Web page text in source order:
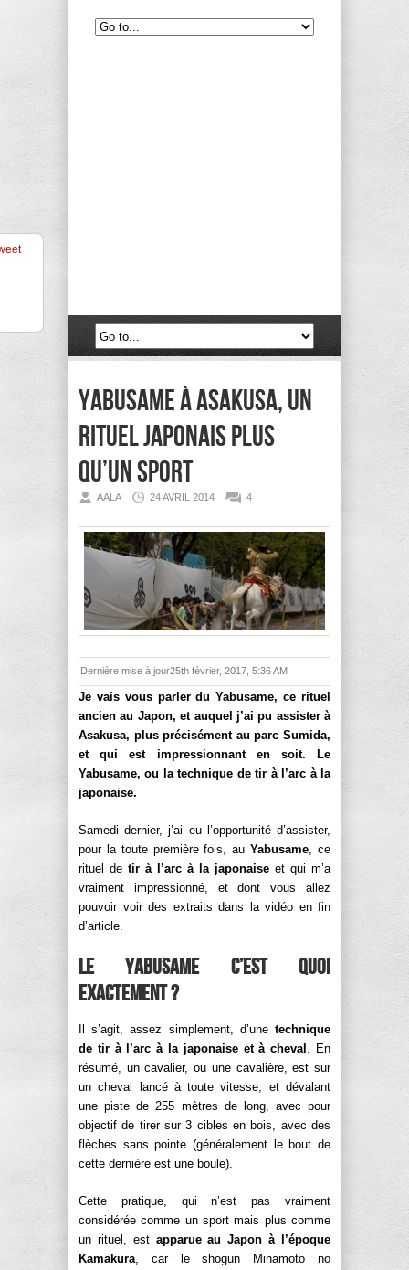
Yabusame à Asakusa, un
rituel japonais plus
qu’un sport
AALA 24 AVRIL 2014 4
Dernière mise à jour25th février, 2017, 5:36 AM
Je vais vous parler du Yabusame, ce rituel
ancien au Japon, et auquel j’ai pu assister à
Asakusa, plus précisément au parc Sumida,
et qui est impressionnant en soit. Le
Yabusame, ou la technique de tir à l’arc à la
japonaise.
Samedi dernier, j’ai eu l’opportunité d’assister,
pour la toute première fois, auYabusame, ce
rituel de tir à l’arc à la japonaise et qui m’a
vraiment impressionné, et dont vous allez
pouvoir voir des extraits dans la vidéo en fin
d’article.
Le Yabusame c’est quoi
exactement ?
Il s’agit, assez simplement, d’une technique
de tir à l’arc à la japonaise et à cheval . En
résumé, un cavalier, ou une cavalière, est sur
un cheval lancé à toute vitesse, et dévalant
une piste de 255 mètres de long, avec pour
objectif de tirer sur 3 cibles en bois, avec des
flèches sans pointe (généralement le bout de
cette dernière est une boule).
Cette pratique, qui n’est pas vraiment
considérée comme un sport mais plus comme
un rituel, est apparue au Japon à l’époque
Kamakura, car le shogun Minamoto no